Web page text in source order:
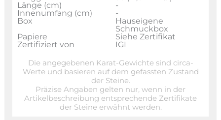
Länge (cm)
-
Innenumfang (cm)
-
Box
Hauseigene
Schmuckbox
Papiere
Siehe Zertifikat
Zertifiziert von
IGI
Die angegebenen Karat-Gewichte sind circa-
Werte und basieren auf dem gefassten Zustand
der Steine.
Präzise Angaben gelten nur, wenn in der
Artikelbeschreibung entsprechende Zertifikate
der Steine erwähnt werden.